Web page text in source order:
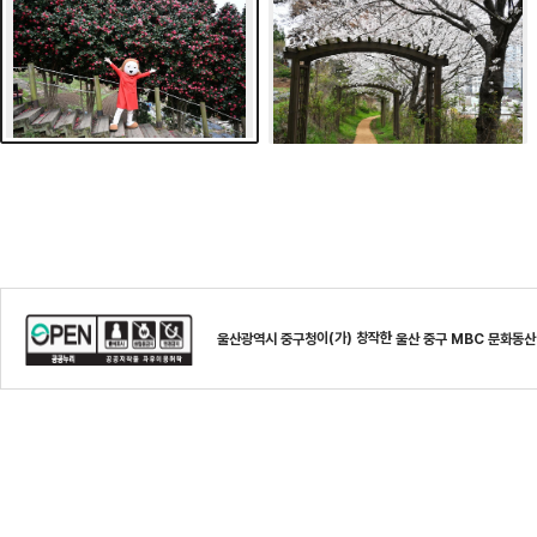
울산광역시 중구청이(가) 창작한울산 중구 MBC 문화동